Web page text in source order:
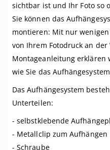
sichtbar ist und Ihr Foto so
Sie können das
montieren: Mit nur
von Ihrem Fotodruck an
Montageanleitung
wie Sie das
Das Aufhängesystem
Unterteilen:
- selbstklebende
- Metallclip zum Aufhängen
- Schraube